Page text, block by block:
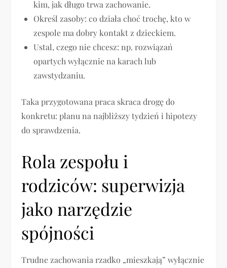
kim, jak długo trwa zachowanie.
Określ zasoby: co działa choć trochę, kto w
zespole ma dobry kontakt z dzieckiem.
Ustal, czego nie chcesz: np. rozwiązań
opartych wyłącznie na karach lub
zawstydzaniu.
Taka przygotowana praca skraca drogę do
konkretu: planu na najbliższy tydzień i hipotezy
do sprawdzenia.
Rola zespołu i
rodziców: superwizja
jako narzędzie
spójności
Trudne zachowania rzadko „mieszkają” wyłącznie